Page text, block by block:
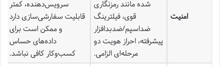
امنیت
شده مانند رمزنگاری
قوی، فیلترینگ
ضداسپم/ضدبدافزار
پیشرفته، احراز هویت دو
مرحله‌ای الزامی.
سرویس‌دهنده، کمتر
قابلیت سفارشی‌سازی دارد
و ممکن است برای
داده‌های حساس
کسب‌وکار کافی نباشد.